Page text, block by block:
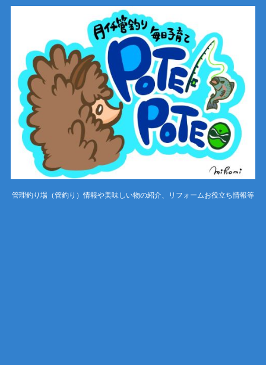
管理釣り場（管釣り）情報や美味しい物の紹介、リフォームお役立ち情報等